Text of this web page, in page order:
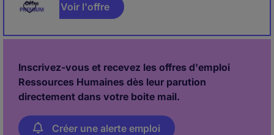
Membre du
vous jouez un rôle clé dans la
Voir l'offre
Inscrivez-vous et recevez les offres d'emploi
Ressources Humaines dès leur parution
directement dans votre boite mail.
Créer une alerte emploi